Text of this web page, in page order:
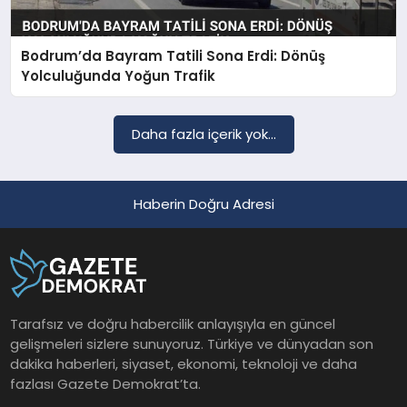
SAĞLIK
YAŞAM
Bodrum’da Bayram Tatili Sona Erdi: Dönüş
Yolculuğunda Yoğun Trafik
Daha fazla içerik yok...
Haberin Doğru Adresi
Tarafsız ve doğru habercilik anlayışıyla en güncel
gelişmeleri sizlere sunuyoruz. Türkiye ve dünyadan son
dakika haberleri, siyaset, ekonomi, teknoloji ve daha
fazlası Gazete Demokrat’ta.